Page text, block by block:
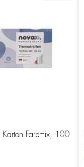
Karton Farbmix, 100